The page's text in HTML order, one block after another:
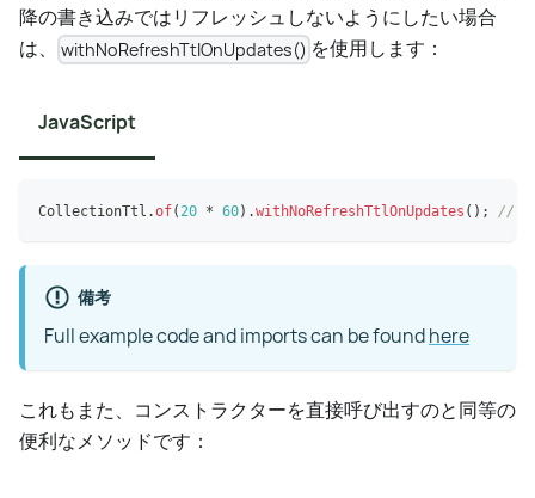
降の書き込みではリフレッシュしないようにしたい場合
は、
withNoRefreshTtlOnUpdates() を使用します：
JavaScript
CollectionTtl .of( 20 * 60) .withNoRefreshTtlOnUpdates ( ) ; //
備考
Full example code and imports can be foundhere
これもまた、コンストラクターを直接呼び出すのと同等の
便利なメソッドです：